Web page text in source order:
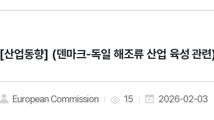
[산업동향] (덴마크-독일 해조류 산업 육
European Commission 15 2026-02-03